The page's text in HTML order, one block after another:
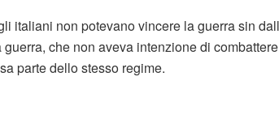
italiani non potevano vincere la guerra sin
guerra, che non aveva intenzione di
parte dello stesso regime.